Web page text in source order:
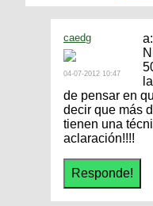
caedg
04-07-2012 10:47
a:
de pensar en
decir que más
tienen una
aclaración!!!!